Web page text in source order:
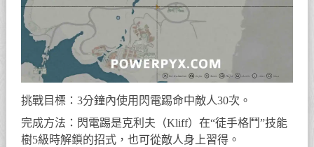
挑戰目標：3分鐘內使用閃電踢命中敵人30次。
完成方法：閃電踢是克利夫（Kliff）在“徒手格鬥”技能
樹5級時解鎖的招式，也可從敵人身上習得。